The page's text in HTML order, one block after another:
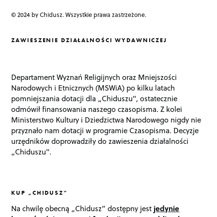
© 2024 by Chidusz. Wszystkie prawa zastrzeżone.
ZAWIESZENIE DZIAŁALNOŚCI WYDAWNICZEJ
Departament Wyznań Religijnych oraz Mniejszości
Narodowych i Etnicznych (MSWiA) po kilku latach
pomniejszania dotacji dla „Chiduszu", ostatecznie
odmówił finansowania naszego czasopisma. Z kolei
Ministerstwo Kultury i Dziedzictwa Narodowego nigdy nie
przyznało nam dotacji w programie Czasopisma. Decyzje
urzędników doprowadziły do zawieszenia działalności
„Chiduszu".
KUP „CHIDUSZ”
Na chwilę obecną „Chidusz” dostępny jest jedynie